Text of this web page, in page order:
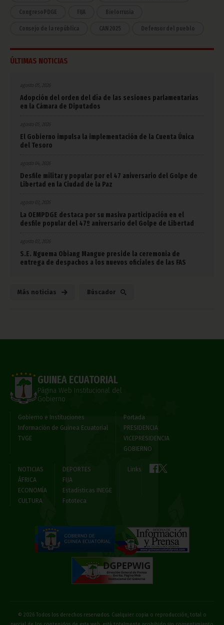
CongresoPDGE FIJA Bielorrusia
Consejo de la república CAN 2025 Defensor del pueblo
ÚLTIMAS NOTICIAS
Adopción del orden del día de las sesiones parlamentarias
en la Cámara de Diputados
El Gobierno impulsa la implementación de la Cuenta Única
del Tesoro
agosto 04, 2026
Desfile militar y popular por el 47 aniversario del Golpe de
Libertad en la Ciudad de la Paz
La OEMPDGE destaca por su masiva participación en el
desfile popular del 47º aniversario del Golpe de Libertad
S.E. Nguema Obiang Mangue preside la ceremonia de
entrega de despachos a los nuevos oficiales de las FAS
Más noticias Búscador
GUINEA ECUATORIAL
Página Web Institucional del
Gobierno
Gobierno e Instituciones
Información de Guinea Ecuatorial
TVGE
Portada
PRESIDENCIA
VICEPRESIDENCIA
GOBIERNO
NOTICIAS
ÁFRICA
ECONOMÍA
CULTURA
DEPORTES
FIJA
Estadísticas INEGE
Fototeca
Links
© 2026 Todos los derechos reservados. Cualquier copia o reproducción, total o